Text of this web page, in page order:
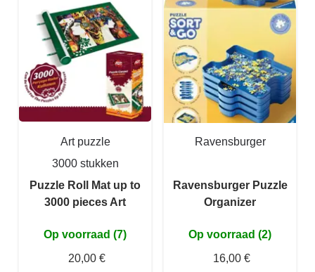
Art puzzle
3000 stukken
Puzzle Roll Mat up to
3000 pieces Art
Op voorraad (7)
20,00 €
Ravensburger
Ravensburger Puzzle
Organizer
Op voorraad (2)
16,00 €